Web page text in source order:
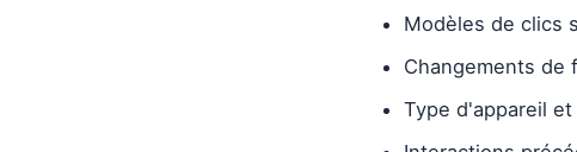
Modèles de clics
Changements de
Type d'appareil